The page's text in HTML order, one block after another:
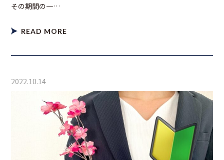
その期間の一…
READ MORE
2022.10.14